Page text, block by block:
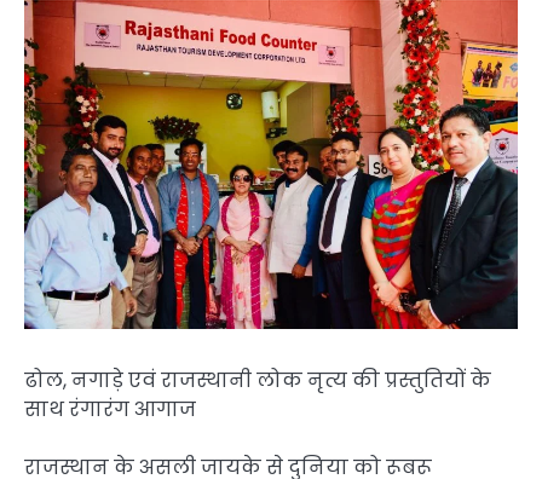
ढोल, नगाड़े एवं राजस्थानी लोक नृत्य की प्रस्तुतियों के
साथ रंगारंग आगाज
राजस्थान के असली जायके से दुनिया को रूबरू